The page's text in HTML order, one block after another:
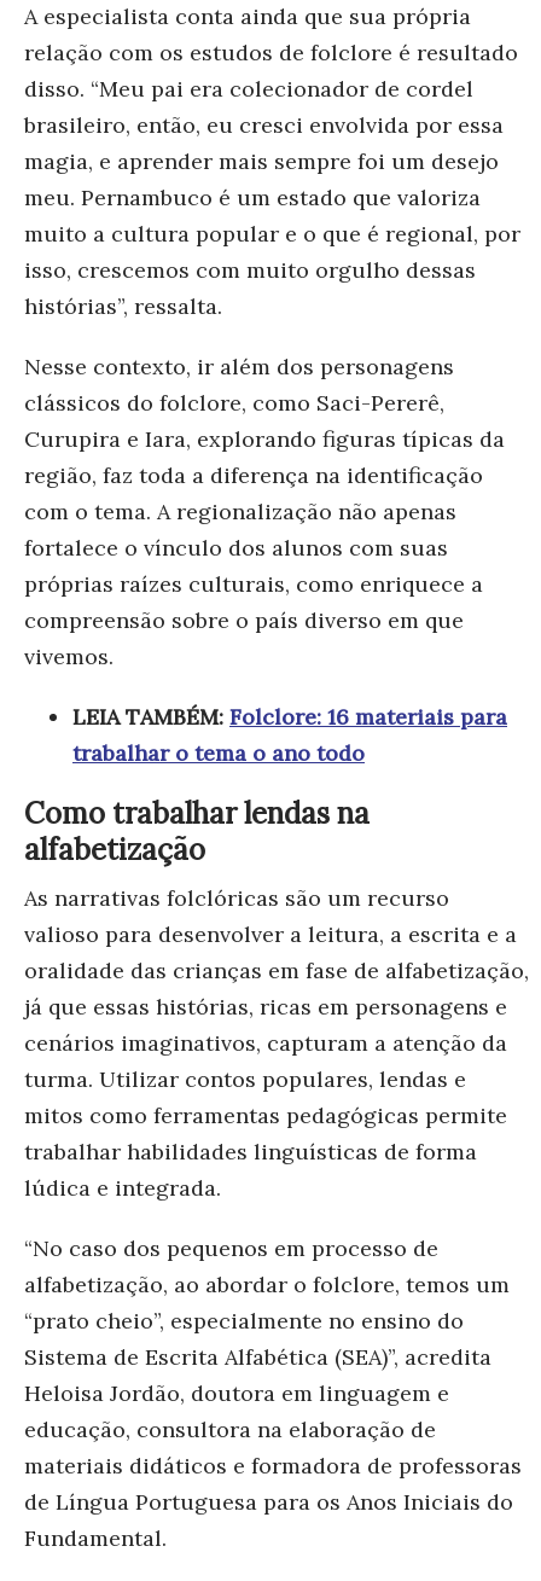
A especialista conta ainda que sua própria
relação com os estudos de folclore é resultado
disso. “Meu pai era colecionador de cordel
brasileiro, então, eu cresci envolvida por essa
magia, e aprender mais sempre foi um desejo
meu. Pernambuco é um estado que valoriza
muito a cultura popular e o que é regional, por
isso, crescemos com muito orgulho dessas
histórias”, ressalta.
Nesse contexto, ir além dos personagens
clássicos do folclore, como Saci-Pererê,
Curupira e Iara, explorando figuras típicas da
região, faz toda a diferença na identificação
com o tema. A regionalização não apenas
fortalece o vínculo dos alunos com suas
próprias raízes culturais, como enriquece a
compreensão sobre o país diverso em que
vivemos.
LEIA TAMBÉM: Folclore: 16 materiais para
trabalhar o tema o ano todo
Como trabalhar lendas na
alfabetização
As narrativas folclóricas são um recurso
valioso para desenvolver a leitura, a escrita e a
oralidade das crianças em fase de alfabetização,
já que essas histórias, ricas em personagens e
cenários imaginativos, capturam a atenção da
turma. Utilizar contos populares, lendas e
mitos como ferramentas pedagógicas permite
trabalhar habilidades linguísticas de forma
lúdica e integrada.
“No caso dos pequenos em processo de
alfabetização, ao abordar o folclore, temos um
“prato cheio”, especialmente no ensino do
Sistema de Escrita Alfabética (SEA)”, acredita
Heloisa Jordão, doutora em linguagem e
educação, consultora na elaboração de
materiais didáticos e formadora de professoras
de Língua Portuguesa para os Anos Iniciais do
Fundamental.